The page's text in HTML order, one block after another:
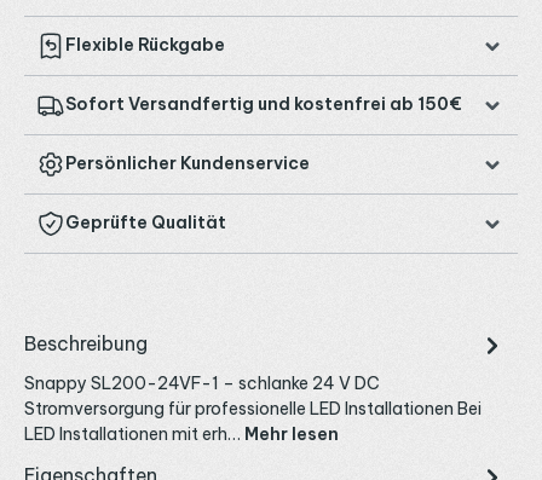
Flexible Rückgabe
Sofort Versandfertig und kostenfrei ab 150€
Persönlicher Kundenservice
Geprüfte Qualität
Beschreibung
Snappy SL200-24VF-1 – schlanke 24 V DC
Stromversorgung für professionelle LED Installationen Bei
LED Installationen mit erh… Mehr lesen